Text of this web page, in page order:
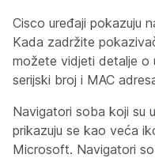
Cisco uređaji pokazuju
Kada zadržite
možete vidjeti detalje o
serijski broj i MAC
Navigatori soba koji su u
prikazuju se kao veća
Microsoft. Navigatori